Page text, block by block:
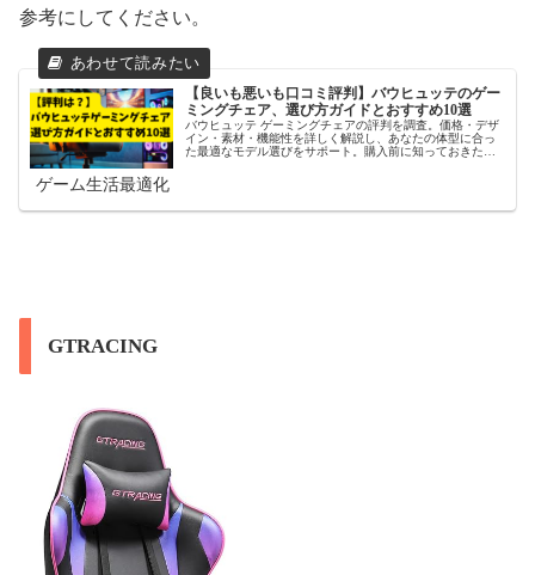
参考にしてください。
【良いも悪いも口コミ評判】バウヒュッテのゲー
ミングチェア、選び方ガイドとおすすめ10選
バウヒュッテ ゲーミングチェアの評判を調査。価格・デザ
イン・素材・機能性を詳しく解説し、あなたの体型に合っ
た最適なモデル選びをサポート。購入前に知っておきたい
ゲーム生活最適化
GTRACING